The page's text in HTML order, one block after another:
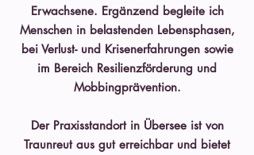
Erwachsene. Ergänzend begleite ich
Menschen in belastenden Lebensphasen,
bei Verlust- und Krisenerfahrungen sowie
im Bereich Resilienzförderung und
Mobbingprävention.
Der Praxisstandort in Übersee ist von
Traunreut aus gut erreichbar und bietet